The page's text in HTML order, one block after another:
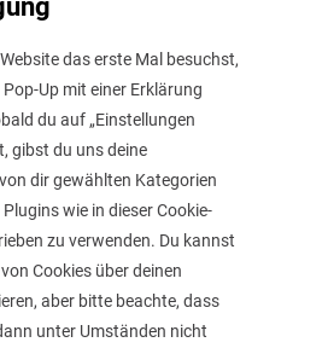
das erste Mal besuchst,
Up mit einer Erklärung
du auf „Einstellungen
gibst du uns deine
dir gewählten Kategorien
wie in dieser Cookie-
zu verwenden. Du kannst
Cookies über deinen
aber bitte beachte, dass
unter Umständen nicht